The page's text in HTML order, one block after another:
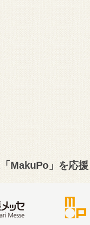
MakuPo」を応